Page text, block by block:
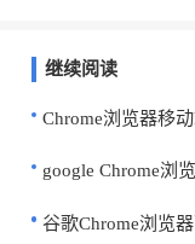
继续阅读
Chrome浏览器移
google Chrome浏
谷歌Chrome浏览